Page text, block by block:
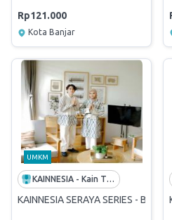
Rp121.000
Kota Banjar
UMKM
KAINNESIA - Kain Tenun Indonesia
KAINNESIA SERAYA SERIES -